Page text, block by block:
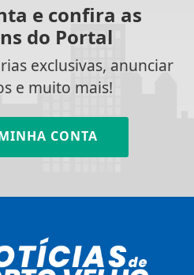
e confira as
do Portal
exclusivas, anunciar
e muito mais!
CONTA